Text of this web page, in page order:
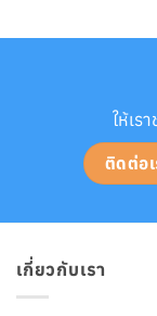
ให้เร
ติดต่อ
เกี่ยวกับเรา